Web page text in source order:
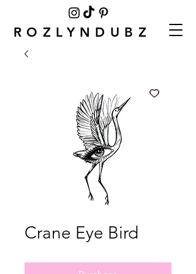
ROZLYNDUBZ
Crane Eye Bird